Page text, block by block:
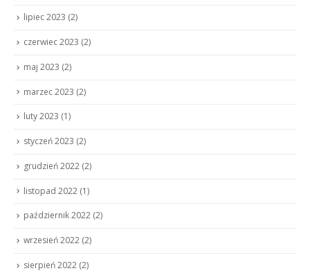
lipiec 2023 (2)
czerwiec 2023 (2)
maj 2023 (2)
marzec 2023 (2)
luty 2023 (1)
styczeń 2023 (2)
grudzień 2022 (2)
listopad 2022 (1)
październik 2022 (2)
wrzesień 2022 (2)
sierpień 2022 (2)